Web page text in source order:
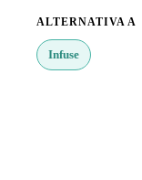
ALTERNATIVA A
Infuse